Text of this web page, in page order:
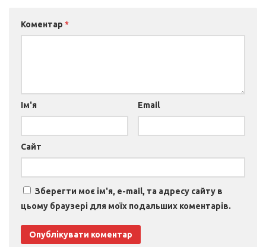
Коментар *
Ім'я Email
Сайт
Зберегти моє ім'я, e-mail, та адресу сайту в
цьому браузері для моїх подальших коментарів.